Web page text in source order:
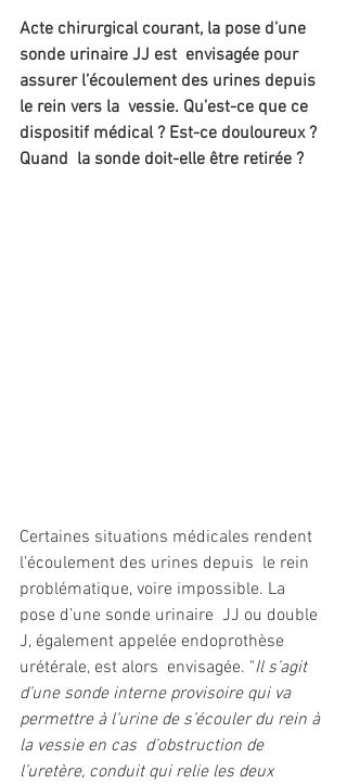
Acte chirurgical courant, la pose d’une
sonde urinaire JJ est  envisagée pour
assurer l’écoulement des urines depuis
le rein vers la  vessie. Qu’est-ce que ce
dispositif médical ? Est-ce douloureux ?
Quand  la sonde doit-elle être retirée ?
Certaines situations médicales rendent
l’écoulement des urines depuis  le rein
problématique, voire impossible. La
pose d’une sonde urinaire  JJ ou double
J, également appelée endoprothèse
urétérale, est alors  envisagée. "Il s’agit
d’une sonde interne provisoire qui va
permettre à l’urine de s’écouler du rein à
la vessie en cas  d’obstruction de
l’uretère, conduit qui relie les deux